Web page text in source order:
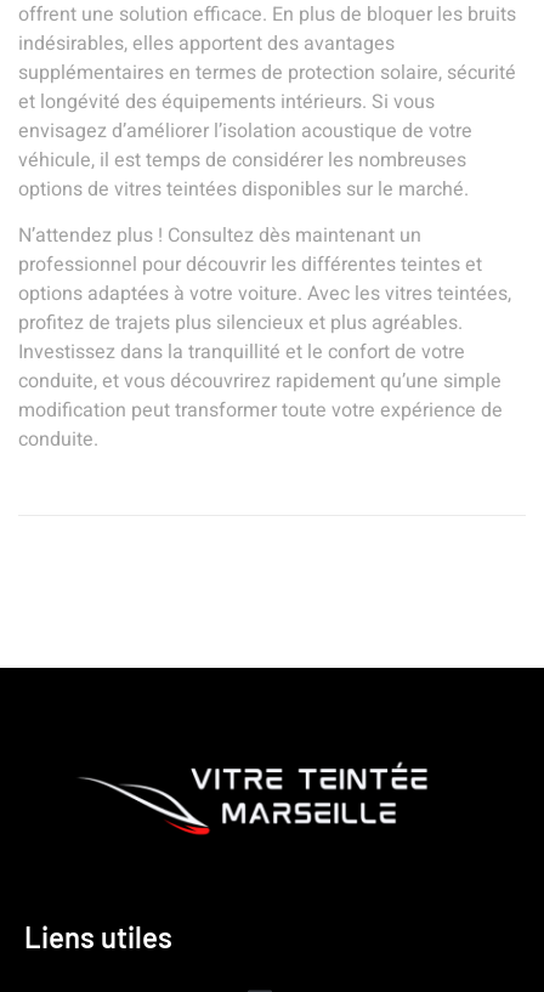
offrent une solution efficace. En plus de bloquer les bruits
indésirables, elles apportent des avantages
supplémentaires en termes de protection solaire, sécurité
et longévité des équipements intérieurs. Si vous
envisagez d’améliorer l’isolation acoustique de votre
véhicule, il est temps de considérer les nombreuses
options de vitres teintées disponibles sur le marché.
N’attendez plus ! Consultez dès maintenant un
professionnel pour découvrir les différentes teintes et
options adaptées à votre voiture. Avec les vitres teintées,
profitez de trajets plus silencieux et plus agréables.
Investissez dans la tranquillité et le confort de votre
conduite, et vous découvrirez rapidement qu’une simple
modification peut transformer toute votre expérience de
conduite.
Liens utiles